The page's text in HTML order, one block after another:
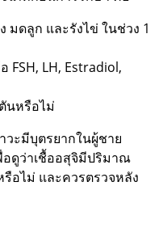
มดลูก และรังไข่ ในช่วง 1
FSH, LH, Estradiol,
นหรือไม่
วะมีบุตรยากในผู้ชาย
อดูว่าเชื้ออสุจิมีปริมาณ
อไม่ และควรตรวจหลัง